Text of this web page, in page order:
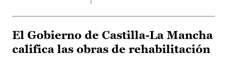
El Gobierno de Castilla-La Mancha
califica las obras de rehabilitación